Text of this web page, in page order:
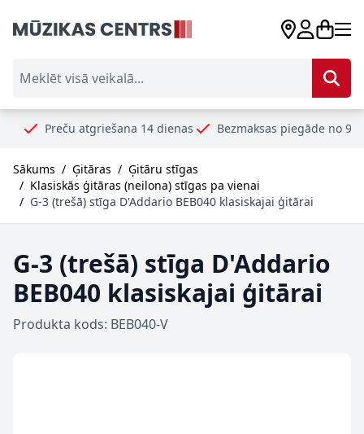
atgriešana 14 dienas Bezmaksas piegāde no 99€
Sākums / Ģitāras / Ģitāru stīgas
/ Klasiskās ģitāras (neilona) stīgas pa vienai
/ G-3 (trešā) stīga D'Addario BEB040 klasiskajai ģitārai
G-3 (trešā) stīga D'Addario
BEB040 klasiskajai ģitārai
Produkta kods: BEB040-V